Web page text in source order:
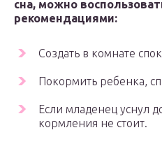
сна, можно
рекомендациями:
Создать в комнате
Покормить ребенка,
Если младенец уснул
кормления не стоит.